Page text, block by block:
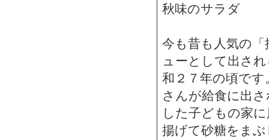
秋味のサラダ
今も昔も人気の
ューとして出さ
和２７年の頃です
さんが給食に出
した子どもの家
揚げて砂糖をま